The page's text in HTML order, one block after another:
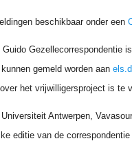
beschikbaar onder een
Guido Gezellecorrespondentie
gemeld worden aan
het vrijwilligersproject is te
Antwerpen,
editie van de